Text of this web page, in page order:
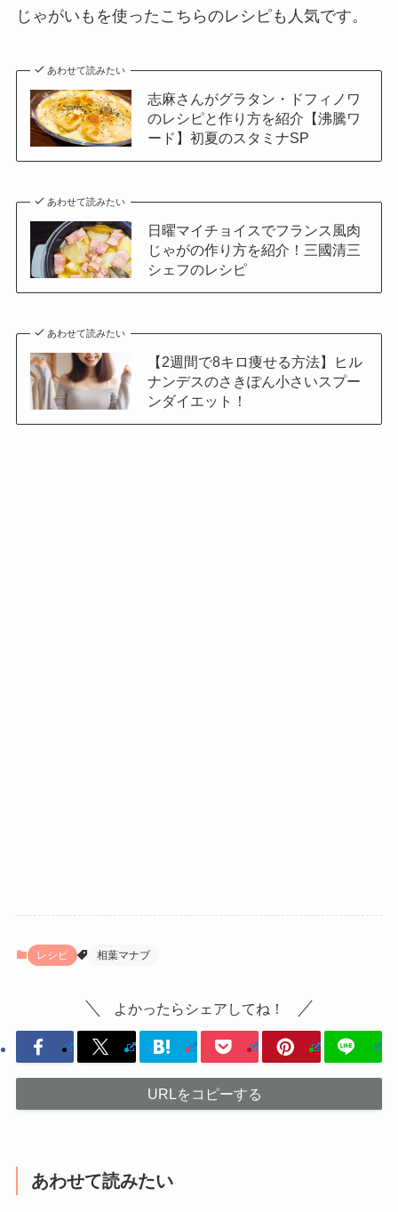
じゃがいもを使ったこちらのレシピも人気です。
あわせて読みたい
志麻さんがグラタン・ドフィノワ
のレシピと作り方を紹介【沸騰ワ
ード】初夏のスタミナSP
あわせて読みたい
日曜マイチョイスでフランス風肉
じゃがの作り方を紹介！三國清三
シェフのレシピ
あわせて読みたい
【2週間で8キロ痩せる方法】ヒル
ナンデスのさきぽん小さいスプー
ンダイエット！
レシピ 相葉マナブ
よかったらシェアしてね！
URLをコピーする
あわせて読みたい